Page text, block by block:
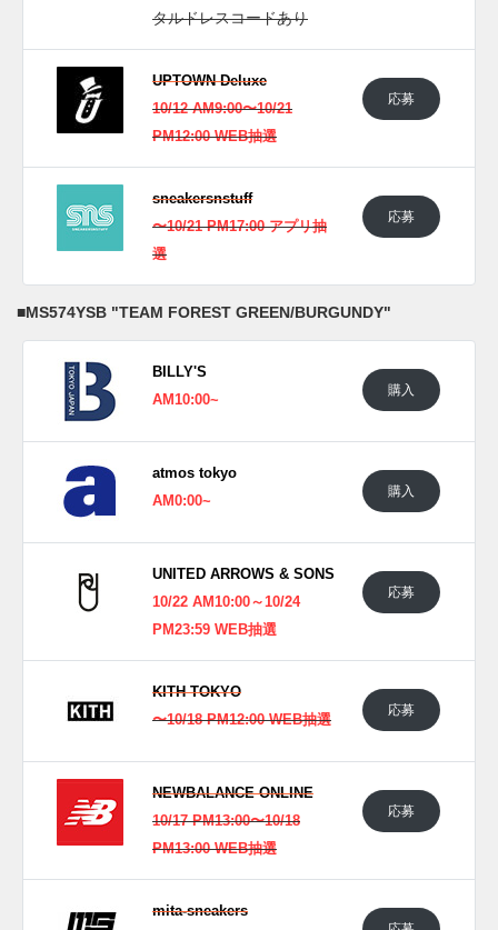
タルドレスコードあり
UPTOWN Deluxe
10/12 AM9:00〜10/21
PM12:00 WEB抽選
応募
sneakersnstuff
〜10/21 PM17:00 アプリ抽
選
応募
■MS574YSB "TEAM FOREST GREEN/BURGUNDY"
BILLY'S
AM10:00~
購入
atmos tokyo
AM0:00~
購入
UNITED ARROWS & SONS
10/22 AM10:00～10/24
PM23:59 WEB抽選
応募
KITH TOKYO
〜10/18 PM12:00 WEB抽選
応募
NEWBALANCE ONLINE
10/17 PM13:00〜10/18
PM13:00 WEB抽選
応募
mita-sneakers